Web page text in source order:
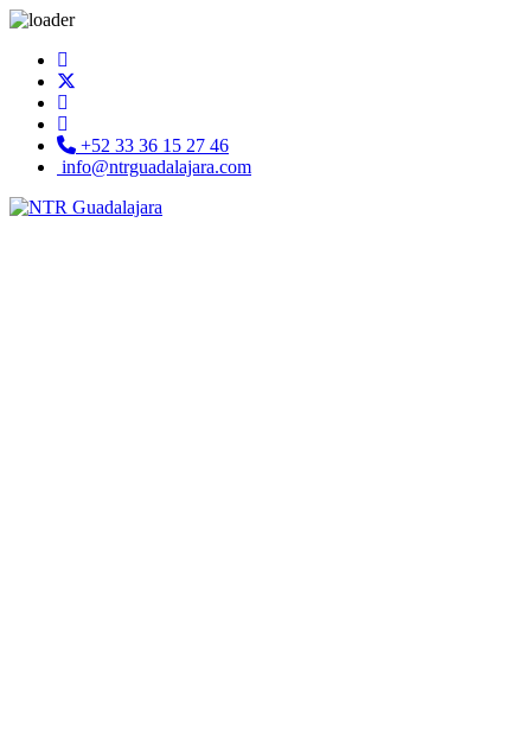
+52 33 36 15 27 46
info@ntrguadalajara.com